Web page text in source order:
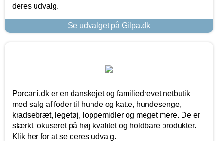
deres udvalg.
Se udvalget på Gilpa.dk
Porcani.dk er en danskejet og familiedrevet netbutik
med salg af foder til hunde og katte, hundesenge,
kradsebræt, legetøj, loppemidler og meget mere. De er
stærkt fokuseret på høj kvalitet og holdbare produkter.
Klik her for at se deres udvalg.